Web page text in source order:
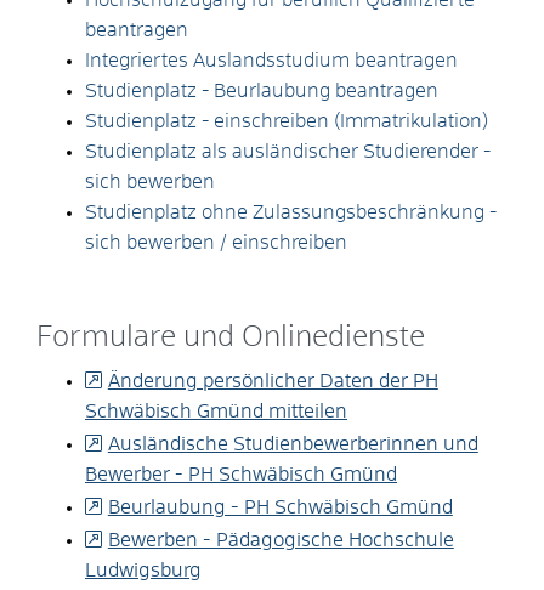
beantragen
Integriertes Auslandsstudium beantragen
Studienplatz - Beurlaubung beantragen
Studienplatz - einschreiben (Immatrikulation)
Studienplatz als ausländischer Studierender -
sich bewerben
Studienplatz ohne Zulassungsbeschränkung -
sich bewerben / einschreiben
Formulare und Onlinedienste
Änderung persönlicher Daten der PH
Schwäbisch Gmünd mitteilen
Ausländische Studienbewerberinnen und
Bewerber - PH Schwäbisch Gmünd
Beurlaubung - PH Schwäbisch Gmünd
Bewerben - Pädagogische Hochschule
Ludwigsburg